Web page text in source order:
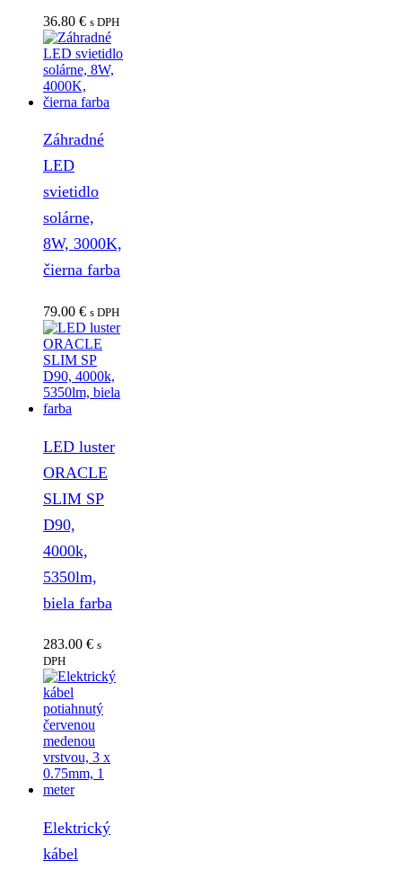
36.80 € s DPH
Záhradné
LED
svietidlo
solárne,
8W, 3000K,
čierna farba
79.00 € s DPH
LED luster
ORACLE
SLIM SP
D90,
4000k,
5350lm,
biela farba
283.00 € s
DPH
Elektrický
kábel